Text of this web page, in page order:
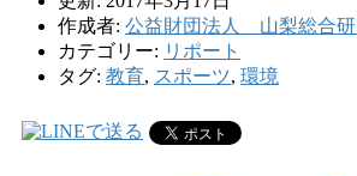
作成者: 公益財団法人 山梨総合
カテゴリー: リポート
タグ: 教育, スポーツ, 環境